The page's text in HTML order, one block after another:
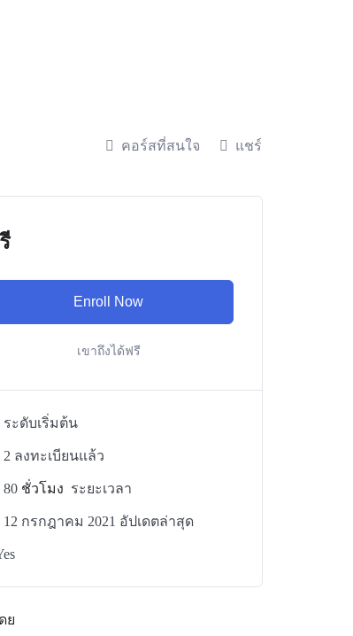
คอร์สที่สนใจ แชร์
Enroll Now
เขาถึงได้ฟรี
ระดับเริ่มต้น
2 ลงทะเบียนแล้ว
80 ชั่วโมง ระยะเวลา
12 กรกฎาคม 2021 อัปเดตล่าสุด
ย